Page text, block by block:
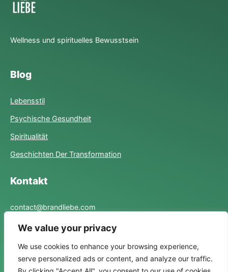
We value your privacy
We use cookies to enhance your browsing experience,
serve personalized ads or content, and analyze our traffic.
Wellness und spirituelles Bewusstsein
Blog
Lebensstil
Psychische Gesundheit
Spiritualität
Geschichten Der Transformation
Kontakt
contact@brandliebe.com
Links
Datenschutzrichtlinie